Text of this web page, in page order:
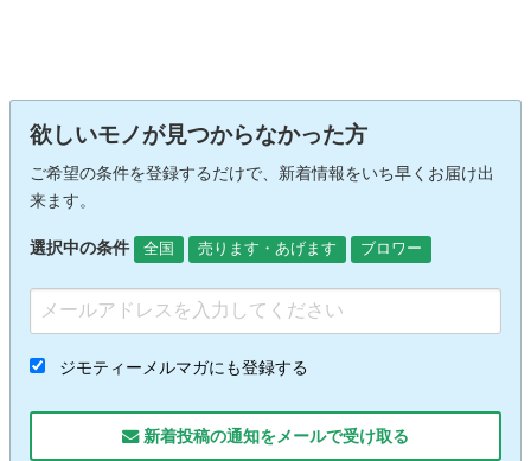
欲しいモノが見つからなかった方
ご希望の条件を登録するだけで、新着情報をいち早くお届け出
来ます。
選択中の条件 全国 売ります・あげます ブロワー
ジモティーメルマガにも登録する
新着投稿の通知をメールで受け取る